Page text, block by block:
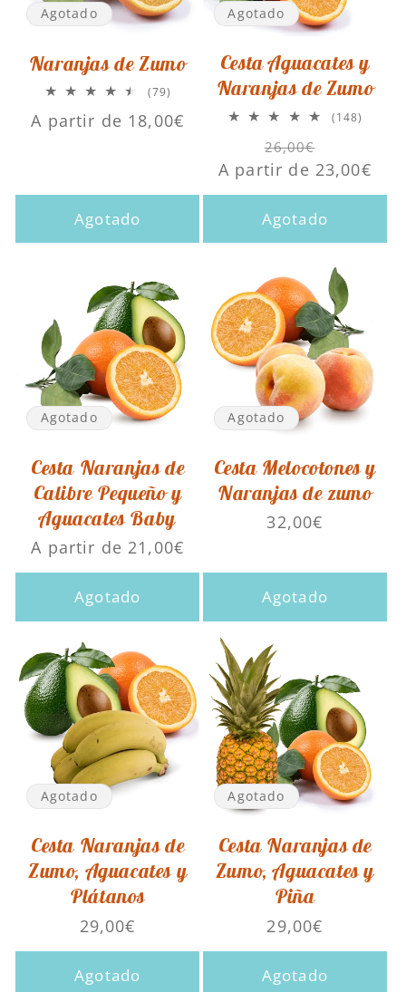
Agotado
Naranjas de Zumo
(79)
totales
Precio
A partir de 18,00€
Agotado
Agotado
Cesta Aguacates y
Naranjas de Zumo
(148)
Precio
habitual
26,00€
de
oferta
A partir de 23,00€
Agotado
Agotado
Cesta Naranjas de
Calibre Pequeño y
Aguacates Baby
Precio
habitual
A partir de 21,00€
Agotado
Agotado
Cesta Melocotones y
Naranjas de zumo
Precio
32,00€
Agotado
Agotado
Cesta Naranjas de
Zumo, Aguacates y
Plátanos
Precio
habitual
29,00€
Agotado
Agotado
Cesta Naranjas de
Zumo, Aguacates y
Piña
Precio
habitual
29,00€
Agotado